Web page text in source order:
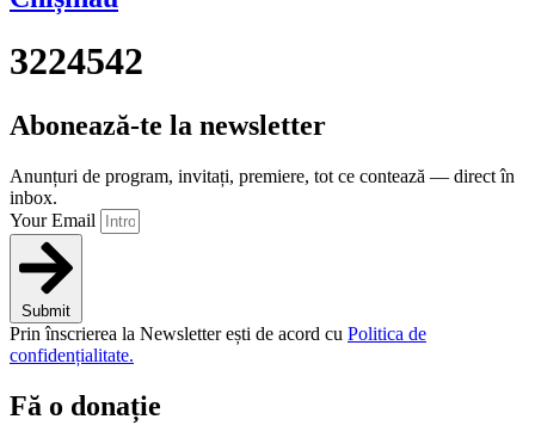
3224542
Abonează-te la newsletter
Anunțuri de program, invitați, premiere, tot ce contează — direct în
inbox.
Your Email
Submit
Prin înscrierea la Newsletter ești de acord cu Politica de
confidențialitate.
Fă o donație